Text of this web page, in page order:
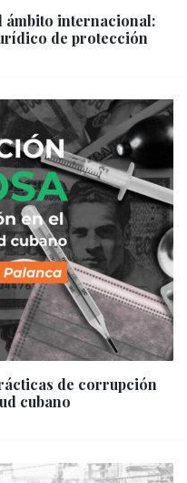
ámbito internacional:
de protección
de corrupción
cubano